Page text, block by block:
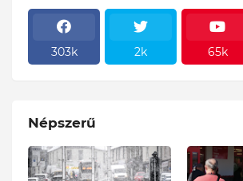
303k 2k 65k
Népszerű